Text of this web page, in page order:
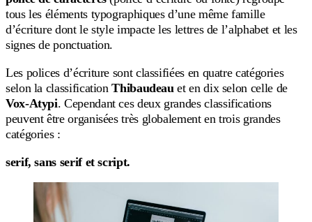
tous les éléments typographiques d’une même famille
d’écriture dont le style impacte les lettres de l’alphabet et les
signes de ponctuation.
Les polices d’écriture sont classifiées en quatre catégories
selon la classificationThibaudeauet en dix selon celle de
Vox-Atypi. Cependant ces deux grandes classifications
peuvent être organisées très globalement en trois grandes
catégories :
serif, sans serif et script.